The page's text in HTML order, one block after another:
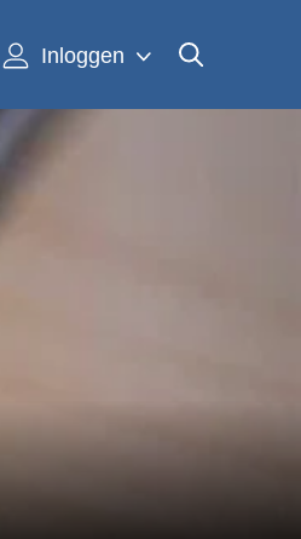
Inloggen